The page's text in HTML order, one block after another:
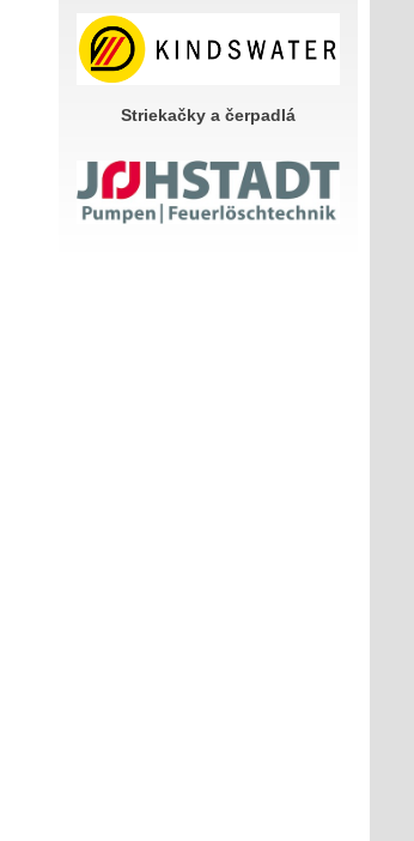
Striekačky a čerpadlá